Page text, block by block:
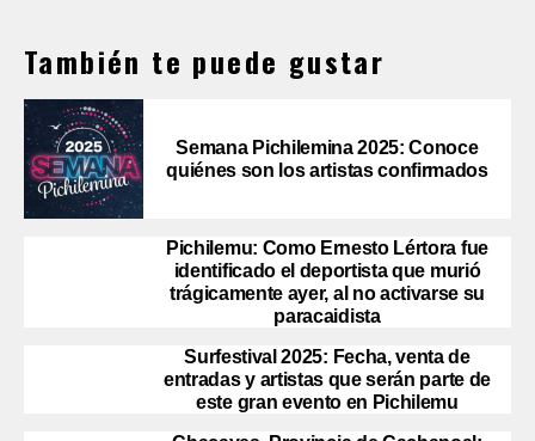
También te puede gustar
Semana Pichilemina 2025: Conoce
quiénes son los artistas confirmados
Pichilemu: Como Ernesto Lértora fue
identificado el deportista que murió
trágicamente ayer, al no activarse su
paracaidista
Surfestival 2025: Fecha, venta de
entradas y artistas que serán parte de
este gran evento en Pichilemu